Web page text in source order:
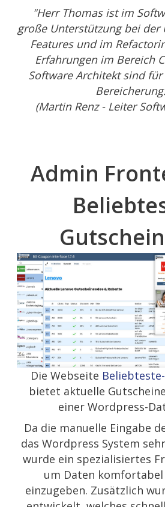
"Herr Thomas ist im
große Unterstützung bei der
Features und im
Erfahrungen im Bereich
Software Architekt sind
(Martin Renz - Leiter
Admin
Die Webseite
bietet aktuelle
einer Wordpress-
Da die manuelle Eingabe
das Wordpress System
wurde ein spezialisiertes
um Daten komfortabel
einzugeben. Zusätzlich